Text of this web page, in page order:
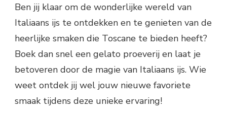
Ben jij klaar om de wonderlijke wereld van
Italiaans ijs te ontdekken en te genieten van de
heerlijke smaken die Toscane te bieden heeft?
Boek dan snel een gelato proeverij en laat je
betoveren door de magie van Italiaans ijs. Wie
weet ontdek jij wel jouw nieuwe favoriete
smaak tijdens deze unieke ervaring!